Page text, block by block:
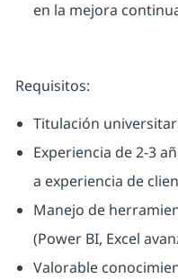
en la mejora
Requisitos:
Titulación
Experiencia de 2-3
a experiencia de
Manejo de
(Power BI, Excel
Valorable